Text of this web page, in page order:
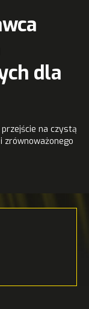
dla
na czystą
zrównoważonego